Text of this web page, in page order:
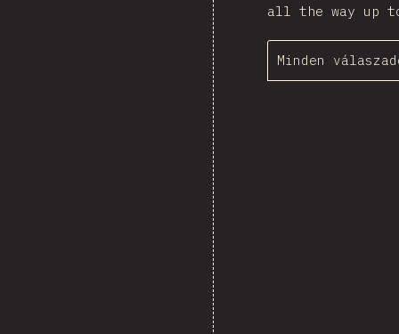
all the way up
Minden